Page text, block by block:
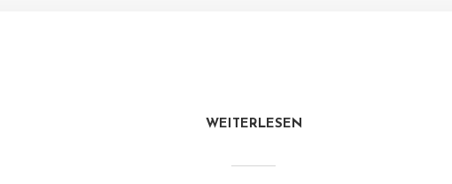
WEITERLESEN